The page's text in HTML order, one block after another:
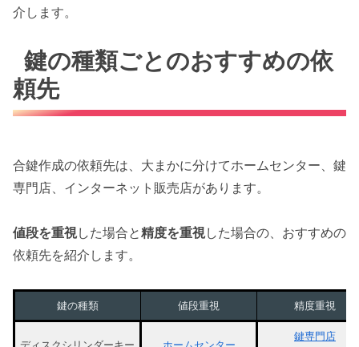
介します。
鍵の種類ごとのおすすめの依
頼先
合鍵作成の依頼先は、大まかに分けてホームセンター、鍵
専門店、インターネット販売店があります。
値段を重視した場合と精度を重視した場合の、おすすめの
依頼先を紹介します。
鍵の種類 値段重視 精度重視
鍵専門店